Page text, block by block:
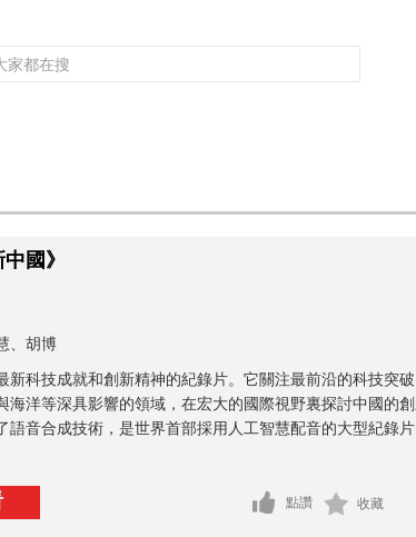
國》
、胡博
新科技成就和創新精神的紀錄片。它關注最前沿的科技突
海洋等深具影響的領域，在宏大的國際視野裏探討中國的
語音合成技術，是世界首部採用人工智慧配音的大型紀錄片
點讚 收藏